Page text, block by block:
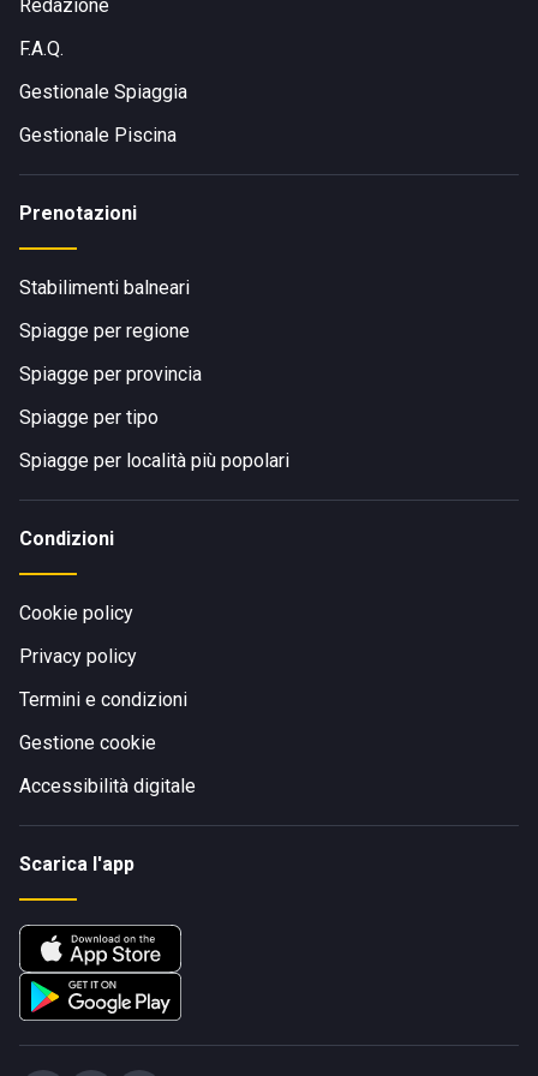
Redazione
F.A.Q.
Gestionale Spiaggia
Gestionale Piscina
Prenotazioni
Stabilimenti balneari
Spiagge per regione
Spiagge per provincia
Spiagge per tipo
Spiagge per località più popolari
Condizioni
Cookie policy
Privacy policy
Termini e condizioni
Gestione cookie
Accessibilità digitale
Scarica l'app